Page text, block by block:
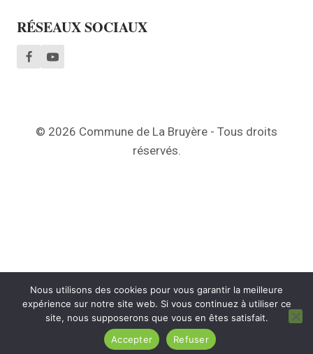
RÉSEAUX SOCIAUX
© 2026 Commune de La Bruyère - Tous droits
réservés.
Nous utilisons des cookies pour vous garantir la meilleure
expérience sur notre site web. Si vous continuez à utiliser ce
site, nous supposerons que vous en êtes satisfait.
Accepter
Refuser